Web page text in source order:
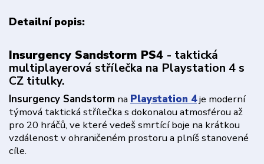
Detailní popis:
Insurgency Sandstorm PS4 - taktická
multiplayerová střílečka na Playstation 4 s
CZ titulky.
Insurgency Sandstorm na Playstation 4je moderní
týmová taktická střílečka s dokonalou atmosférou až
pro 20 hráčů, ve které vedeš smrtící boje na krátkou
vzdálenost v ohraničeném prostoru a plníš stanovené
cíle.